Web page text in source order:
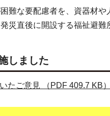
難な要配慮者を、資器材
災直後に開設する福祉避
しました
たご意見 （PDF 409.7 KB）